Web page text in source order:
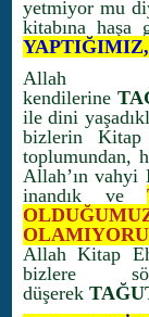
yetmiyor mu
kitabına haşa
kendilerine
ile dini
bizlerin
toplumundan,
Allah’ın vahyi
inandık ve
Allah Kitap
bizlere
düşerek